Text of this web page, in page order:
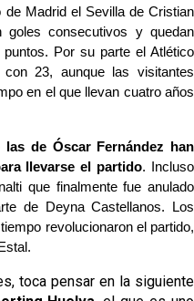
Madrid el Sevilla de Cristian
consecutivos y quedan
Por su parte el Atlético
23, aunque las visitantes
en el que llevan cuatro años
de Óscar Fernández han
llevarse el partido. Incluso
que finalmente fue anulado
de Deyna Castellanos. Los
revolucionaron el partido,
toca pensar en la siguiente